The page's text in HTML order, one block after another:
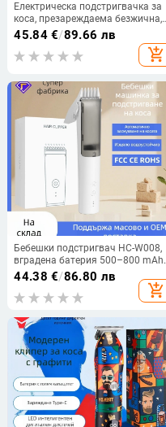
Електрическа подстригвачка за
коса, презареждаема безжична,
вградена батерия 1200-2000mAh,
четков мотор, остриета от
неръждаема стомана, време на
45.84€/89.66 лв
add_shopping_cart
Бебешки подстригвач HC-W008,
вградена батерия 500–800 mAh,
време работа 0–1 ч,
водоустойчив, керамична
режеща част
44.38 €/86.80 лв
add_shopping_cart